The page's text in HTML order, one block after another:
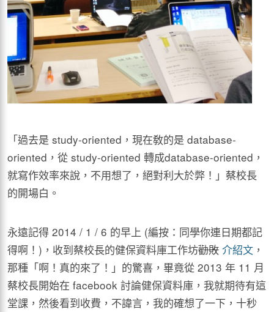
「過去是 study-oriented，現在敎的是 database-
oriented，從 study-oriented 轉成database-oriented，
就寫作效率來說，不用想了，絕對利大於弊！」蔡校長
的開場白。
永遠記得 2014 / 1 / 6 的早上 (編按：同學你連日期都記
得啊！)，收到蔡校長的健保資料庫工作坊勸敗 介紹文 ，
那種「啊！真的來了！」的驚喜，畢竟從 2013 年 11 月
蔡校長開始在 facebook 討論健保資料庫，我就期待有這
堂課，然後看到收費，不諱言，我的確想了一下，十秒